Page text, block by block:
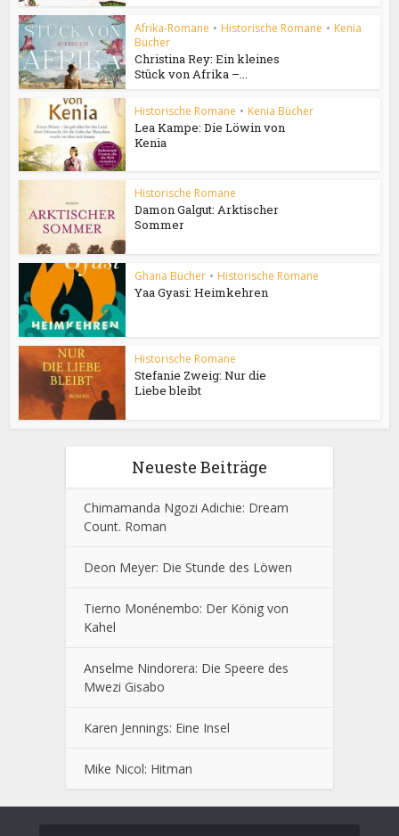
Afrika-Romane • Historische Romane • Kenia
Bücher
Christina Rey: Ein kleines
Stück von Afrika –...
Historische Romane • Kenia Bücher
Lea Kampe: Die Löwin von
Kenia
Historische Romane
Damon Galgut: Arktischer
Sommer
Ghana Bücher • Historische Romane
Yaa Gyasi: Heimkehren
Historische Romane
Stefanie Zweig: Nur die
Liebe bleibt
Neueste Beiträge
Chimamanda Ngozi Adichie: Dream
Count. Roman
Deon Meyer: Die Stunde des Löwen
Tierno Monénembo: Der König von
Kahel
Anselme Nindorera: Die Speere des
Mwezi Gisabo
Karen Jennings: Eine Insel
Mike Nicol: Hitman